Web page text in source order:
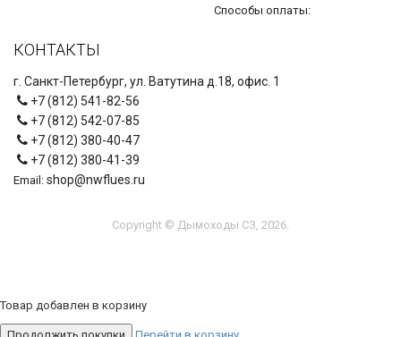
Способы оплаты:
КОНТАКТЫ
г. Санкт-Петербург, ул. Ватутина д.18, офис. 1
+7 (812) 541-82-56
+7 (812) 542-07-85
+7 (812) 380-40-47
+7 (812) 380-41-39
Email: shop@nwflues.ru
Copyright © Дымоходы СЗ, 2026.
Товар добавлен в корзину